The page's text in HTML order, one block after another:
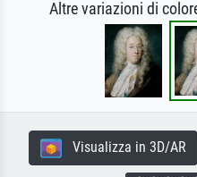
Altre variazioni di
Visualizza in 3D/AR